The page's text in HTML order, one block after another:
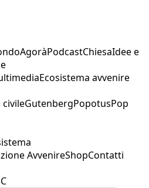
AgoràPodcastChiesaIdee e
Ecosistema avvenire
civileGutenbergPopotusPop
AvvenireShopContatti